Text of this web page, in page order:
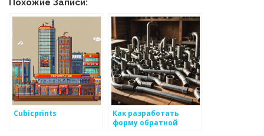
Похожие Записи:
Cubicprints
Как разработать
форму обратной